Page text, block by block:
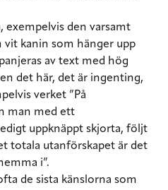
exempelvis den varsamt
vit kanin som hänger upp
av text med hög
det här, det är ingenting,
verket ”På
man med ett
uppknäppt skjorta, följt
totala utanförskapet är det
i”.
de sista känslorna som